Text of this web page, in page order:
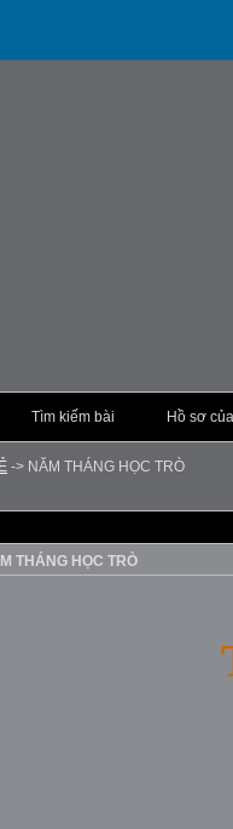
Tìm kiếm bài Hồ sơ
-> NĂM THÁNG HỌC TRÒ
THÁNG HỌC TRÒ